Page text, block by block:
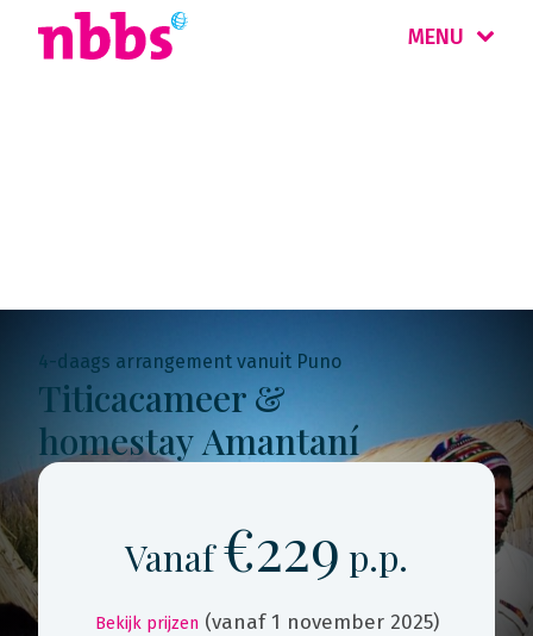
MENU
4-daags arrangement vanuit Puno
Titicacameer &
homestay Amantaní
Vanaf€229 p.p.
Bekijk prijzen (vanaf 1 november 2025)